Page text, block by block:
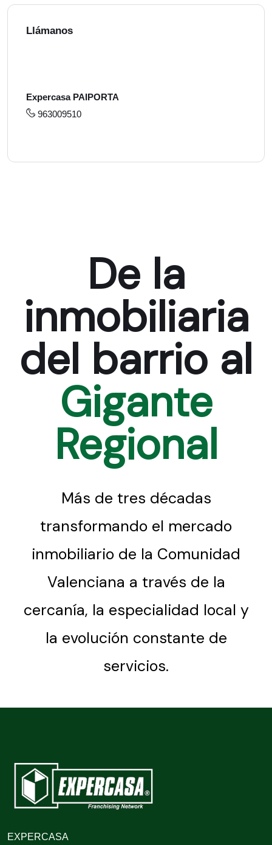
Llámanos
Expercasa PAIPORTA
963009510
De la
inmobiliaria
del barrio al
Gigante
Regional
Más de tres décadas
transformando el mercado
inmobiliario de la Comunidad
Valenciana a través de la
cercanía, la especialidad local y
la evolución constante de
servicios.
EXPERCASA